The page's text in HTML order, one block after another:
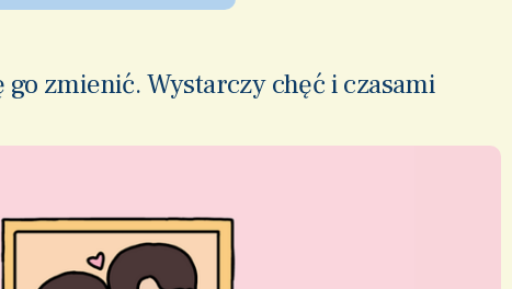
zmienić. Wystarczy chęć i czasami